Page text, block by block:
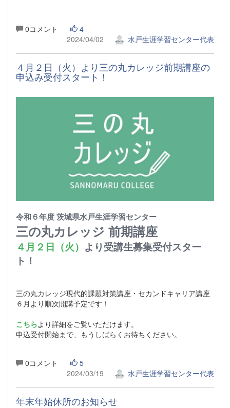
0コメント
4
2024/04/02
水戸生涯学習センター代表
４月２日（火）より三の丸カレッジ前期講座の
申込み受付スタート！
令和６年度 茨城県水戸生涯学習センター
三の丸カレッジ 前期講座
４月２日（火） より受講生募集受付スター
ト！
三の丸カレッジ現代的課題対策講座・セカンドキャリア講座
６月より順次開講予定です！
こちらより詳細をご覧いただけます。
申込受付開始まで、もうしばらくお待ちください。
0コメント
5
2024/03/19
水戸生涯学習センター代表
年末年始休所のお知らせ